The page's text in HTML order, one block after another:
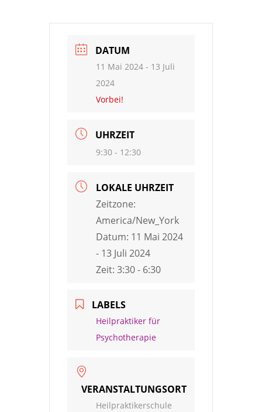
DATUM
11 Mai 2024 - 13 Juli
2024
Vorbei!
UHRZEIT
9:30 - 12:30
LOKALE UHRZEIT
Zeitzone:
America/New_York
Datum: 11 Mai 2024
- 13 Juli 2024
Zeit: 3:30 - 6:30
LABELS
Heilpraktiker für
Psychotherapie
VERANSTALTUNGSORT
Heilpraktikerschule